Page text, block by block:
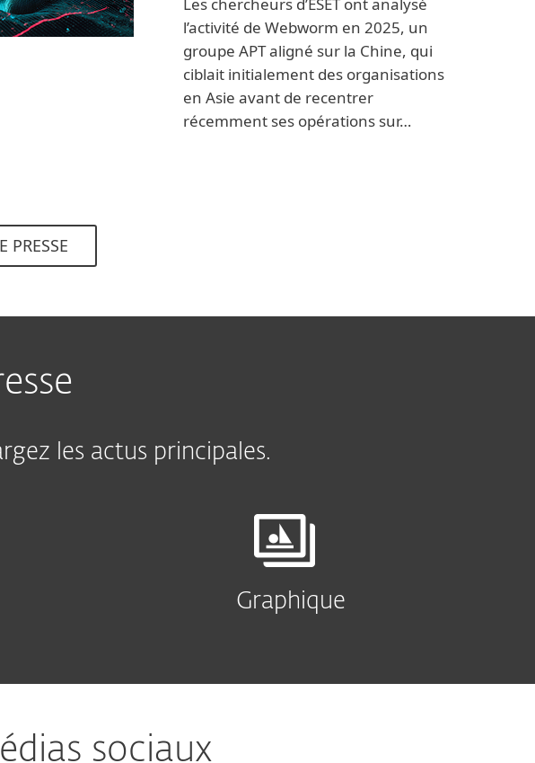
l’activité de Webworm en 2025, un
groupe APT aligné sur la Chine, qui
ciblait initialement des organisations
en Asie avant de recentrer
récemment ses opérations sur…
PRESSE
les actus principales.
Graphique
sociaux